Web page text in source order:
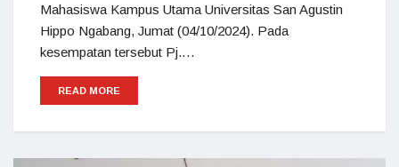
Mahasiswa Kampus Utama Universitas San Agustin
Hippo Ngabang, Jumat (04/10/2024). Pada
kesempatan tersebut Pj.…
READ MORE